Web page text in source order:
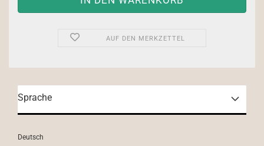
AUF DEN MERKZETTEL
Sprache
Deutsch